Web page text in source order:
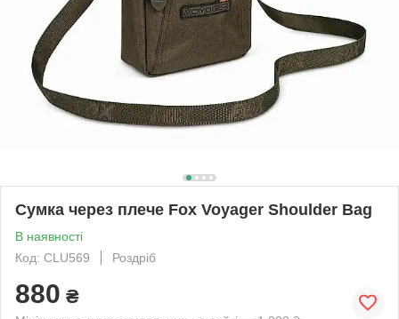
Сумка через плече Fox Voyager Shoulder Bag
В наявності
Код: CLU569
Роздріб
880 ₴